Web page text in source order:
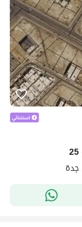
جدة